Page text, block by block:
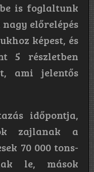
is foglaltunk
előrelépés
képest, és
5 részletben
ami jelentős
időpontja,
zajlanak a
70 000 tons-
le, mások